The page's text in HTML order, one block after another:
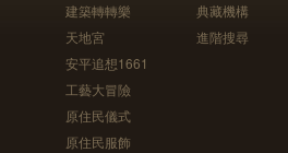
建築轉轉樂
天地宮
安平追想1661
工藝大冒險
原住民儀式
原住民服飾
典藏機構
進階搜尋